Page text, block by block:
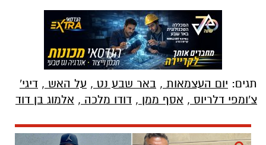
יום העצמאות, באר שבע נט, על האש,
צ'ומפי דלריוס , אסף ממן, דודו מלכה אלמוג בן דוד